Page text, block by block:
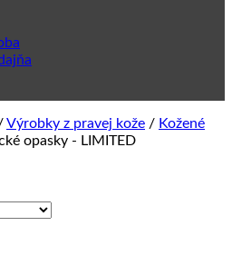
Výrobky z pravej kože / Kožené
opasky - LIMITED